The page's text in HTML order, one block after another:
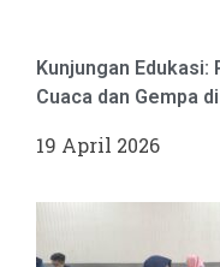
Kunjungan Edukasi:
Cuaca dan Gempa
19 April 2026